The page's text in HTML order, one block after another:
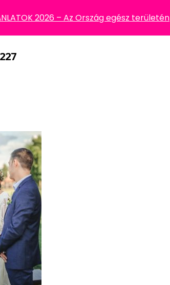
2026 – Az Ország egész területén